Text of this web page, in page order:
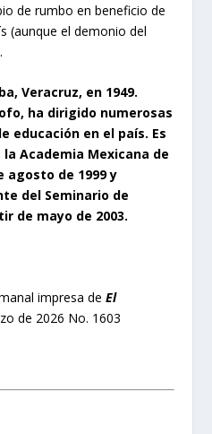
de rumbo en beneficio de
(aunque el demonio del
Veracruz, en 1949.
ha dirigido numerosas
educación en el país. Es
Academia Mexicana de
agosto de 1999 y
del Seminario de
de mayo de 2003.
impresa deEl
de 2026 No. 1603